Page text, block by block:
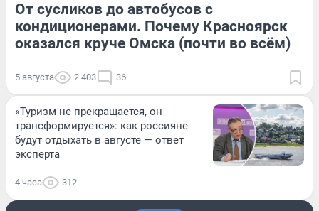
От сусликов до автобусов с
кондиционерами. Почему Красноярск
оказался круче Омска (почти во всём)
5 августа 2 403 36
«Туризм не прекращается, он
трансформируется»: как россияне
будут отдыхать в августе — ответ
эксперта
4 часа 312